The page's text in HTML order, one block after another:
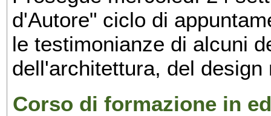
d'Autore" ciclo di
le testimonianze di alcuni
dell'architettura, del
Corso di formazione in